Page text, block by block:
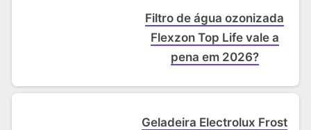
Filtro de água ozonizada
Flexzon Top Life vale a
pena em 2026?
Geladeira Electrolux Frost